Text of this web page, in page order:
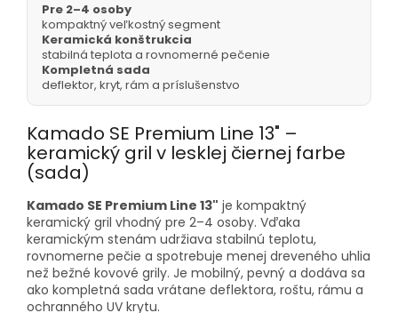
Pre 2–4 osoby
kompaktný veľkostný segment
Keramická konštrukcia
stabilná teplota a rovnomerné pečenie
Kompletná sada
deflektor, kryt, rám a príslušenstvo
Kamado SE Premium Line 13" –
keramický gril v lesklej čiernej farbe
(sada)
Kamado SE Premium Line 13" je kompaktný
keramický gril vhodný pre 2–4 osoby. Vďaka
keramickým stenám udržiava stabilnú teplotu,
rovnomerne pečie a spotrebuje menej dreveného uhlia
než bežné kovové grily. Je mobilný, pevný a dodáva sa
ako kompletná sada vrátane deflektora, roštu, rámu a
ochranného UV krytu.